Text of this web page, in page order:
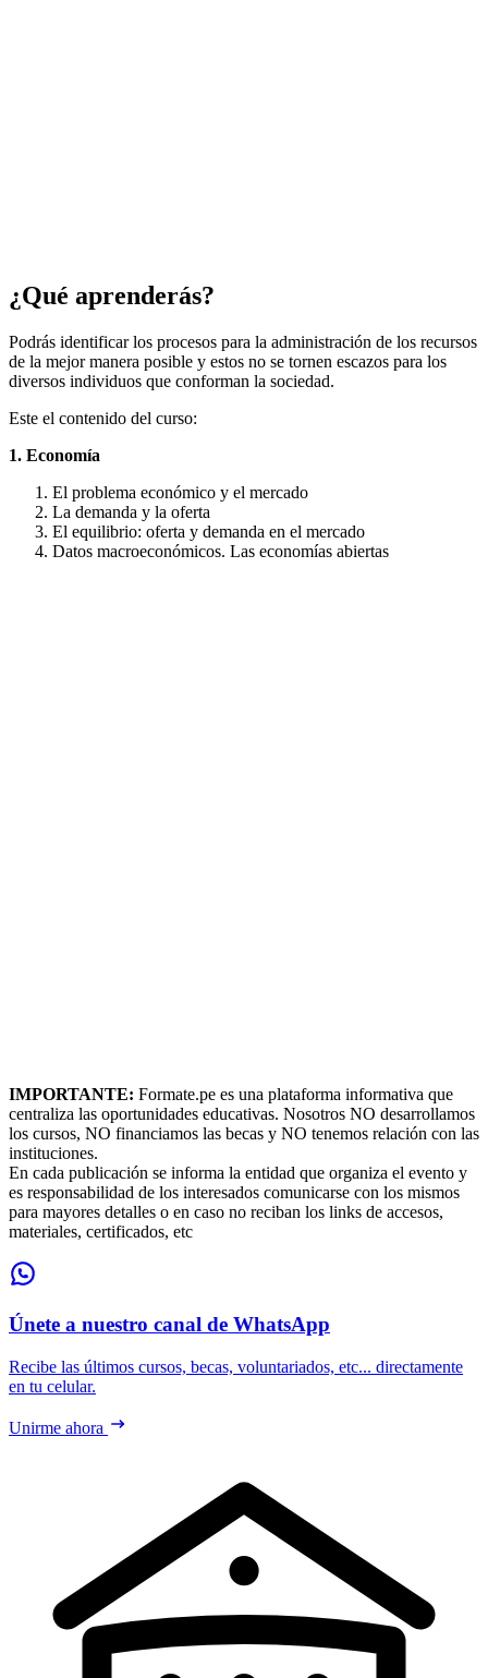
¿Qué aprenderás?
Podrás identificar los procesos para la administración de los recursos
de la mejor manera posible y estos no se tornen escazos para los
diversos individuos que conforman la sociedad.
Este el contenido del curso:
1. Economía
El problema económico y el mercado
La demanda y la oferta
El equilibrio: oferta y demanda en el mercado
Datos macroeconómicos. Las economías abiertas
IMPORTANTE: Formate.pe es una plataforma informativa que
centraliza las oportunidades educativas. Nosotros NO desarrollamos
los cursos, NO financiamos las becas y NO tenemos relación con las
instituciones.
En cada publicación se informa la entidad que organiza el evento y
es responsabilidad de los interesados comunicarse con los mismos
para mayores detalles o en caso no reciban los links de accesos,
materiales, certificados, etc
Únete a nuestro canal de WhatsApp
Recibe las últimos cursos, becas, voluntariados, etc... directamente
en tu celular.
Unirme ahora